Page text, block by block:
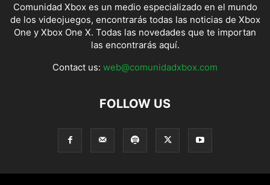
Comunidad Xbox es un medio especializado en el mundo
de los videojuegos, encontrarás todas las noticias de Xbox
One y Xbox One X. Todas las novedades que te importan
las encontrarás aquí.
Contact us: web@comunidadxbox.com
FOLLOW US